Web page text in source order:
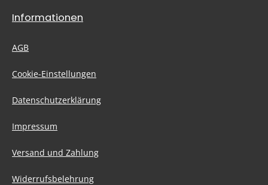
Informationen
AGB
Cookie-Einstellungen
Datenschutzerklärung
Impressum
Versand und Zahlung
Widerrufsbelehrung